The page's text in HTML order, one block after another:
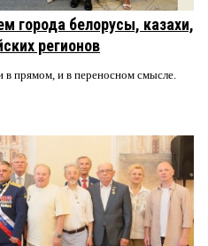
города белорусы, казахи,
регионов
в прямом, и в переносном смысле.